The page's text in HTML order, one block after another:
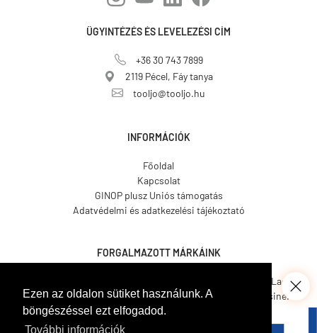
Ezen az oldalon sütiket használunk. A
böngészéssel ezt elfogadod.
További információk
ÜGYINTÉZÉS ÉS LEVELEZÉSI CÍM
+36 30 743 7899
2119 Pécel, Fáy tanya
tooljo@tooljo.hu
INFORMÁCIÓK
Főoldal
Kapcsolat
GINOP plusz Uniós támogatás
Adatvédelmi és adatkezelési tájékoztató
FORGALMAZOTT MÁRKÁINK
Coverit.
Tecnover.
Gamma Pennelli.
Hemmax.
Walled.
CosmosLac.
Pava Resine.